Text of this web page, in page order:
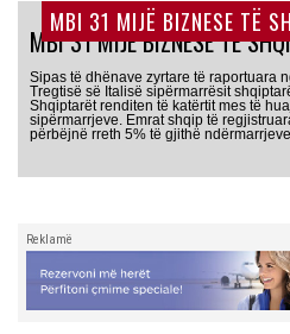
MBI 31 MIJË BIZNESE TË
MBI 31 MIJË BIZNESE TË
Sipas të dhënave zyrtare të raportuara
Tregtisë së Italisë sipërmarrësit
Shqiptarët renditen të katërtit mes të
sipërmarrjeve. Emrat shqip të
përbëjnë rreth 5% të gjithë
Reklamë